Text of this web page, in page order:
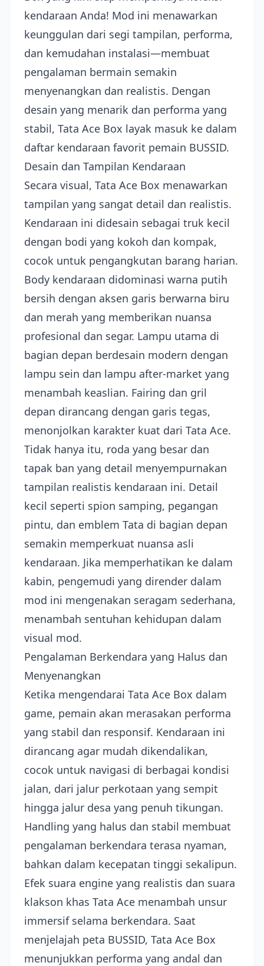
kendaraan Anda! Mod ini menawarkan
keunggulan dari segi tampilan, performa,
dan kemudahan instalasi—membuat
pengalaman bermain semakin
menyenangkan dan realistis. Dengan
desain yang menarik dan performa yang
stabil, Tata Ace Box layak masuk ke dalam
daftar kendaraan favorit pemain BUSSID.
Desain dan Tampilan Kendaraan
Secara visual, Tata Ace Box menawarkan
tampilan yang sangat detail dan realistis.
Kendaraan ini didesain sebagai truk kecil
dengan bodi yang kokoh dan kompak,
cocok untuk pengangkutan barang harian.
Body kendaraan didominasi warna putih
bersih dengan aksen garis berwarna biru
dan merah yang memberikan nuansa
profesional dan segar. Lampu utama di
bagian depan berdesain modern dengan
lampu sein dan lampu after-market yang
menambah keaslian. Fairing dan gril
depan dirancang dengan garis tegas,
menonjolkan karakter kuat dari Tata Ace.
Tidak hanya itu, roda yang besar dan
tapak ban yang detail menyempurnakan
tampilan realistis kendaraan ini. Detail
kecil seperti spion samping, pegangan
pintu, dan emblem Tata di bagian depan
semakin memperkuat nuansa asli
kendaraan. Jika memperhatikan ke dalam
kabin, pengemudi yang dirender dalam
mod ini mengenakan seragam sederhana,
menambah sentuhan kehidupan dalam
visual mod.
Pengalaman Berkendara yang Halus dan
Menyenangkan
Ketika mengendarai Tata Ace Box dalam
game, pemain akan merasakan performa
yang stabil dan responsif. Kendaraan ini
dirancang agar mudah dikendalikan,
cocok untuk navigasi di berbagai kondisi
jalan, dari jalur perkotaan yang sempit
hingga jalur desa yang penuh tikungan.
Handling yang halus dan stabil membuat
pengalaman berkendara terasa nyaman,
bahkan dalam kecepatan tinggi sekalipun.
Efek suara engine yang realistis dan suara
klakson khas Tata Ace menambah unsur
immersif selama berkendara. Saat
menjelajah peta BUSSID, Tata Ace Box
menunjukkan performa yang andal dan